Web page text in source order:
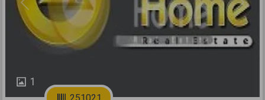
1
Previous Next